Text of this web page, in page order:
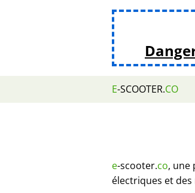
E-SCOOTER.CO
e-scooter.co, une
électriques et